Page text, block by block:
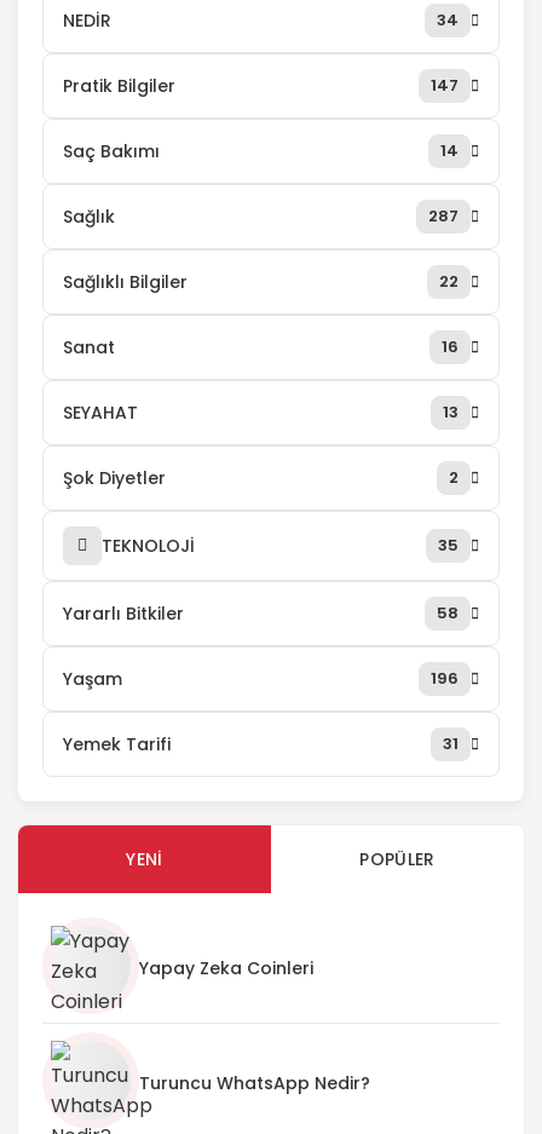
NEDİR 34
Pratik Bilgiler 147
Saç Bakımı 14
Sağlık 287
Sağlıklı Bilgiler 22
Sanat 16
SEYAHAT 13
Şok Diyetler 2
TEKNOLOJİ 35
Yararlı Bitkiler 58
Yaşam 196
Yemek Tarifi 31
YENI POPÜLER
Yapay Zeka Coinleri
Turuncu WhatsApp Nedir?